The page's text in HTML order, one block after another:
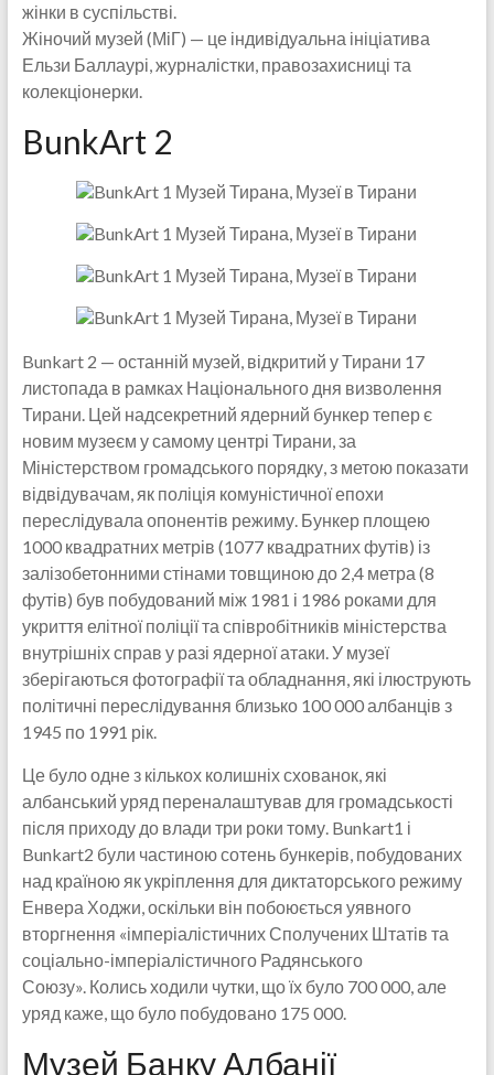
жінки в суспільстві.
Жіночий музей (МіГ) — це індивідуальна ініціатива
Ельзи Баллаурі, журналістки, правозахисниці та
колекціонерки.
BunkArt 2
Bunkart 2 — останній музей, відкритий у Тирани 17
листопада в рамках Національного дня визволення
Тирани. Цей надсекретний ядерний бункер тепер є
новим музеєм у самому центрі Тирани, за
Міністерством громадського порядку, з метою показати
відвідувачам, як поліція комуністичної епохи
переслідувала опонентів режиму. Бункер площею
1000 квадратних метрів (1077 квадратних футів) із
залізобетонними стінами товщиною до 2,4 метра (8
футів) був побудований між 1981 і 1986 роками для
укриття елітної поліції та співробітників міністерства
внутрішніх справ у разі ядерної атаки. У музеї
зберігаються фотографії та обладнання, які ілюструють
політичні переслідування близько 100 000 албанців з
1945 по 1991 рік.
Це було одне з кількох колишніх схованок, які
албанський уряд переналаштував для громадськості
після приходу до влади три роки тому. Bunkart1 і
Bunkart2 були частиною сотень бункерів, побудованих
над країною як укріплення для диктаторського режиму
Енвера Ходжи, оскільки він побоюється уявного
вторгнення «імперіалістичних Сполучених Штатів та
соціально-імперіалістичного Радянського
Союзу». Колись ходили чутки, що їх було 700 000, але
уряд каже, що було побудовано 175 000.
Музей Банку Албанії